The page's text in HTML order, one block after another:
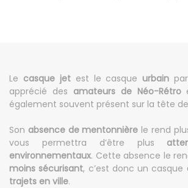
Le casque jetest le casque urbain
apprécié des amateurs de Néo-Rétro
également souvent présent sur la tête
Son absence de mentonnière le rend
vous permettra d’être plus
environnementaux. Cette absence le
moins sécurisant, c’est donc un casque
trajets en ville.